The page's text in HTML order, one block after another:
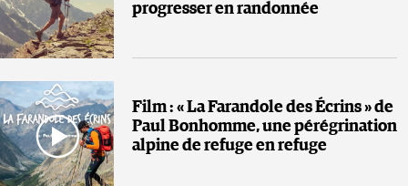
progresser en randonnée
Film : « La Farandole des Écrins » de
Paul Bonhomme, une pérégrination
alpine de refuge en refuge